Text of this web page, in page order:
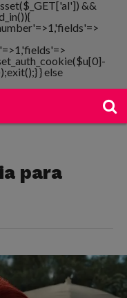
&&
} else
para